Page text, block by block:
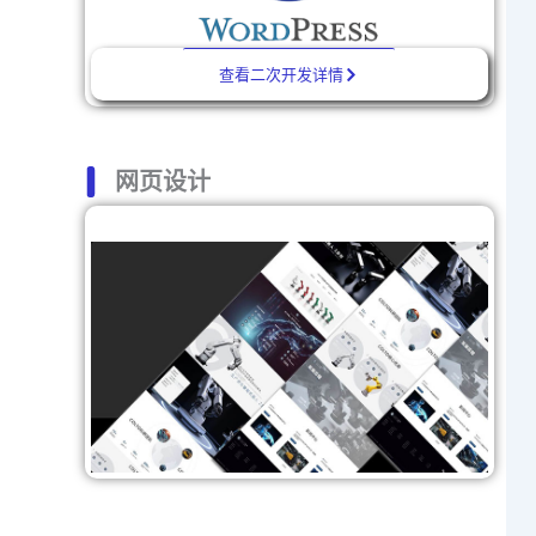
查看二次开发详情
网页设计